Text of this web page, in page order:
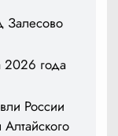
Залесово
2026 года
России